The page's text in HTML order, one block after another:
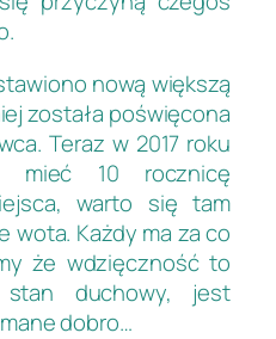
nową większą
została poświęcona
Teraz w 2017 roku
mieć 10 rocznicę
warto się tam
wota. Każdy ma za co
że wdzięczność to
duchowy, jest
dobro…